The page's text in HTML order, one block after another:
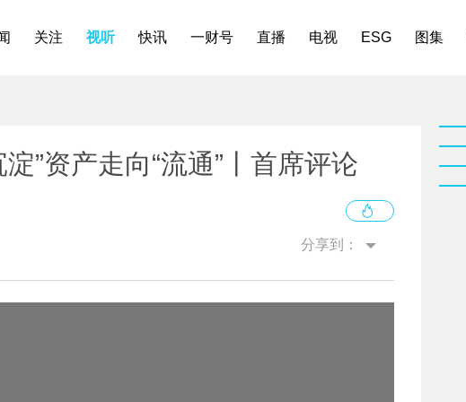
关注 视听 快讯 一财号 直播 电视 ESG 图集
”资产走向“流通”丨首席评论
分享到：